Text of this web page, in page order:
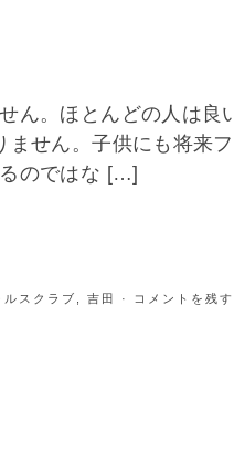
ん。ほとんどの人は
せん。子供にも将来
のではな […]
ルスクラブ 吉田 · コメントを残す